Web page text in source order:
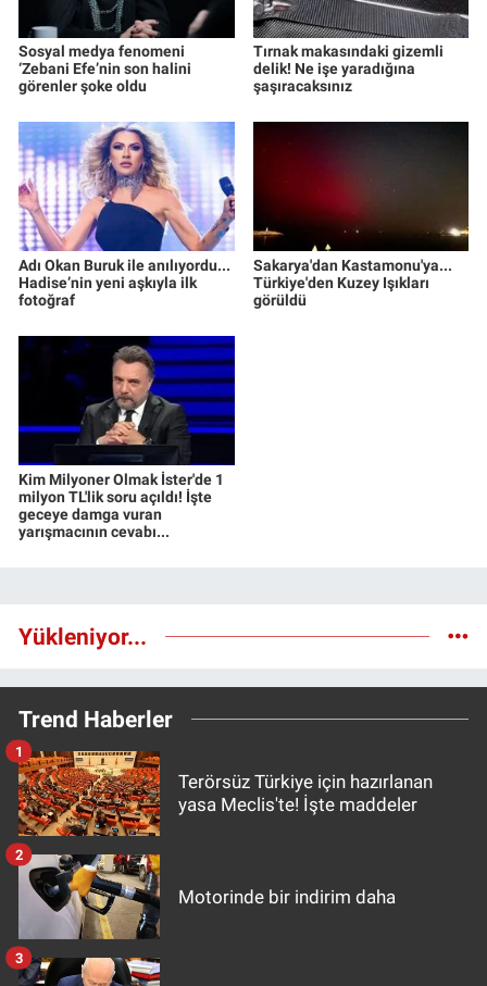
Sosyal medya fenomeni
‘Zebani Efe’nin son halini
görenler şoke oldu
Tırnak makasındaki gizemli
delik! Ne işe yaradığına
şaşıracaksınız
Adı Okan Buruk ile anılıyordu...
Hadise’nin yeni aşkıyla ilk
fotoğraf
Sakarya'dan Kastamonu'ya...
Türkiye'den Kuzey Işıkları
görüldü
Kim Milyoner Olmak İster'de 1
milyon TL'lik soru açıldı! İşte
geceye damga vuran
yarışmacının cevabı...
Yükleniyor...
Trend Haberler
Terörsüz Türkiye için hazırlanan
yasa Meclis'te! İşte maddeler
1
Motorinde bir indirim daha
2
3